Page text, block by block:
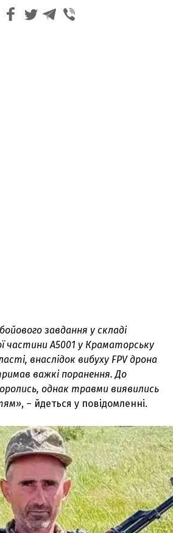
завдання у складі
частини А5001 у Краматорську
внаслідок вибуху FPV дрона
важкі поранення. До
однак травми виявились
, – йдеться у повідомленні.